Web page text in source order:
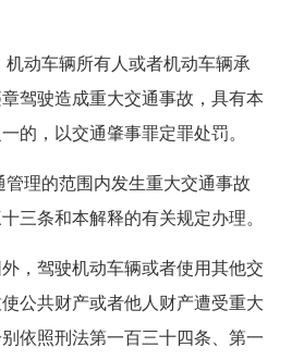
动车辆所有人或者机动车辆承
驾驶造成重大交通事故，具有本
的，以交通肇事罪定罪处罚。
理的范围内发生重大交通事故
三条和本解释的有关规定办理。
，驾驶机动车辆或者使用其他交
公共财产或者他人财产遭受重大
依照刑法第一百三十四条、第一